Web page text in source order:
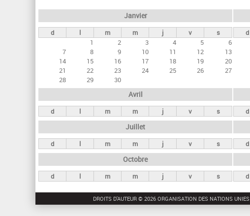
e
t
s
n
c
i
p
a
x
Janvier
d l m m j v
s
1
2 3 4 5
6
7
8 9 10 11 12
13
14
15 16 17 18 19
20
21
22 23 24 25 26
27
28
29 30
d
Avril
d l m m j v s d
Juillet
d l m m j v s d
Octobre
d l m m j v s d
DROITS D'AUTEUR © 2026 ORGANISATION DES NATIONS UNIES